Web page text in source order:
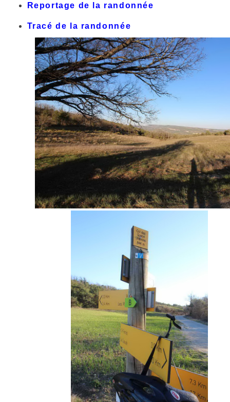
Reportage de la randonnée
Tracé de la randonnée